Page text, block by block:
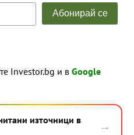
Investor.bg и в Google
източници в
→